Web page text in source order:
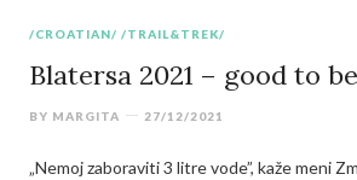
/CROATIAN/ /TRAIL&TREK/
Blatersa 2021 – good to
BY MARGITA 27/12/2021
„Nemoj zaboraviti 3 litre vode”, kaže meni